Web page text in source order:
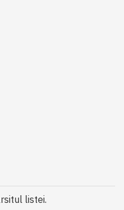
listei.